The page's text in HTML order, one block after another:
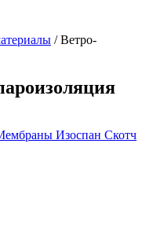
/Ветро-
Изоспан Скотч